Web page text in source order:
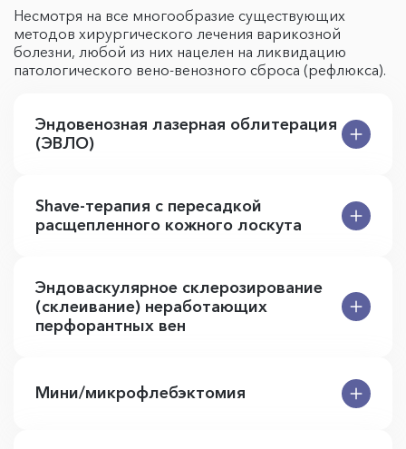
Несмотря на все многообразие существующих
методов хирургического лечения варикозной
болезни, любой из них нацелен на ликвидацию
патологического вено-венозного сброса (рефлюкса).
Эндовенозная лазерная облитерация
(ЭВЛО)
Shave-терапия с пересадкой
расщепленного кожного лоскута
Эндоваскулярное склерозирование
(склеивание) неработающих
перфорантных вен
Мини/микрофлебэктомия